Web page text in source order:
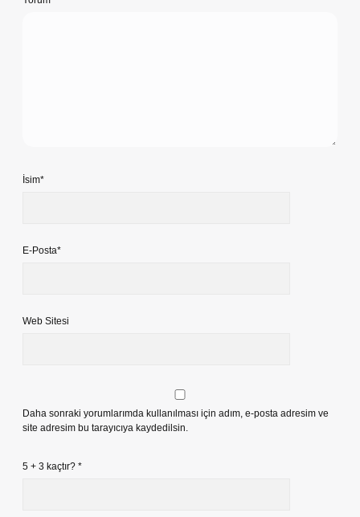
İsim*
E-Posta*
Web Sitesi
Daha sonraki yorumlarımda kullanılması için adım, e-posta adresim ve
site adresim bu tarayıcıya kaydedilsin.
5 + 3 kaçtır? *